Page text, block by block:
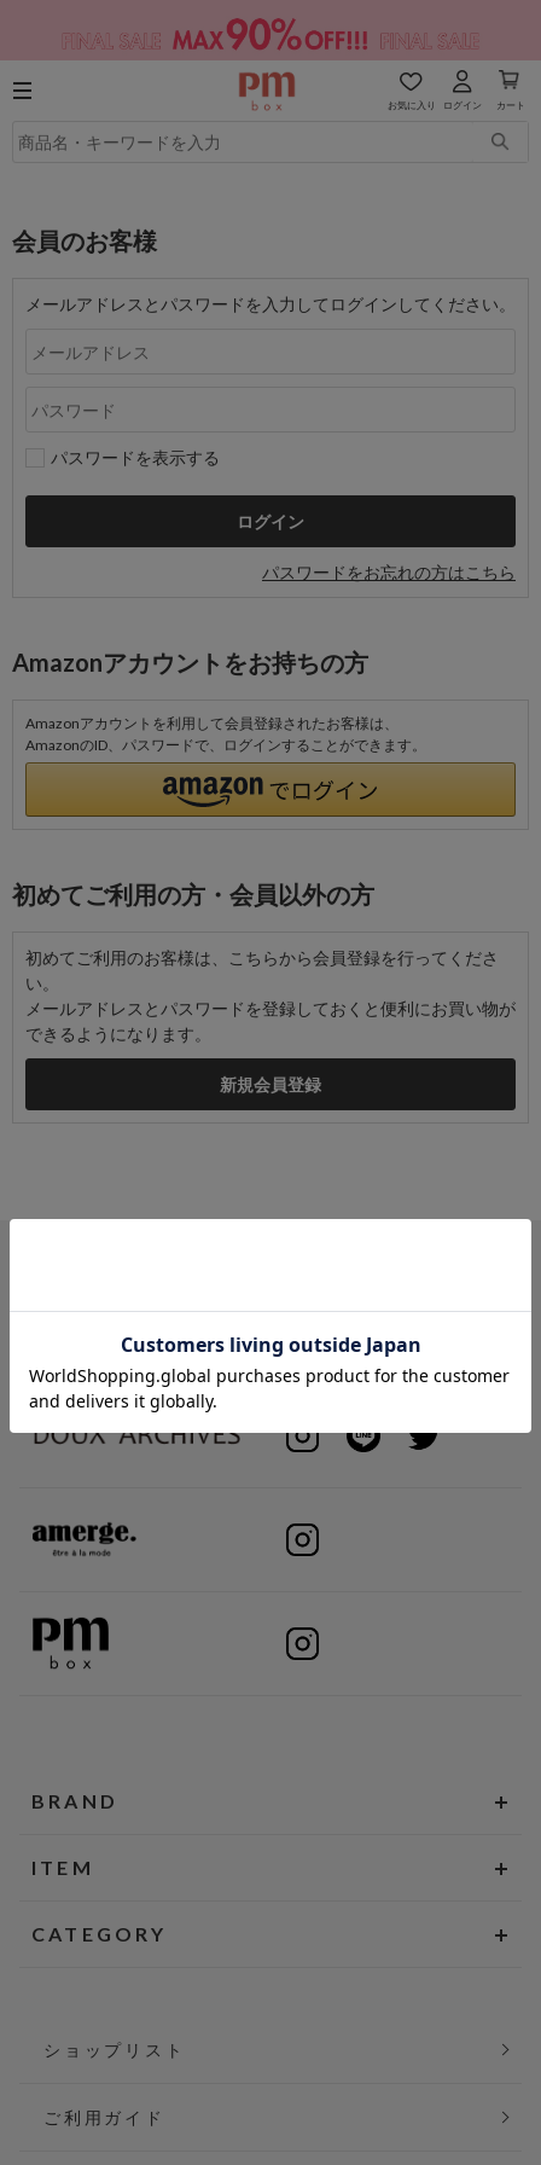
お気に入り ログイン カート
会員のお客様
メールアドレスとパスワードを入力してログインしてください。
パスワードを表示する
パスワードをお忘れの方はこちら
Amazonアカウントをお持ちの方
Amazonアカウントを利用して会員登録されたお客様は、
AmazonのID、パスワードで、ログインすることができます。
初めてご利用の方・会員以外の方
初めてご利用のお客様は、こちらから会員登録を行ってくださ
い。
メールアドレスとパスワードを登録しておくと便利にお買い物が
できるようになります。
BRAND
ITEM
CATEGORY
ショップリスト
ご利用ガイド